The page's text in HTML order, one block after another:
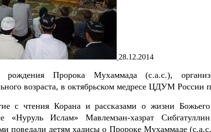
28.12.2014
рождения Пророка Мухаммада (с.а.с.),
возраста, в октябрьском медресе ЦДУМ России
с чтения Корана и рассказами о жизни
«Нуруль Ислам» Мавлемзан-хазрат
поведали детям хадисы о Пророке Мухаммаде